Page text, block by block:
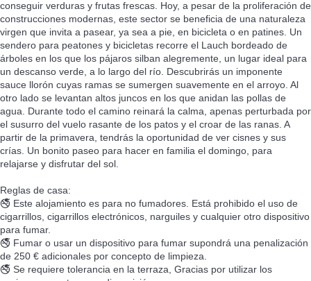
conseguir verduras y frutas frescas. Hoy, a pesar de la proliferación de
construcciones modernas, este sector se beneficia de una naturaleza
virgen que invita a pasear, ya sea a pie, en bicicleta o en patines. Un
sendero para peatones y bicicletas recorre el Lauch bordeado de
árboles en los que los pájaros silban alegremente, un lugar ideal para
un descanso verde, a lo largo del río. Descubrirás un imponente
sauce llorón cuyas ramas se sumergen suavemente en el arroyo. Al
otro lado se levantan altos juncos en los que anidan las pollas de
agua. Durante todo el camino reinará la calma, apenas perturbada por
el susurro del vuelo rasante de los patos y el croar de las ranas. A
partir de la primavera, tendrás la oportunidad de ver cisnes y sus
crías. Un bonito paseo para hacer en familia el domingo, para
relajarse y disfrutar del sol.
Reglas de casa:
🚭 Este alojamiento es para no fumadores. Está prohibido el uso de
cigarrillos, cigarrillos electrónicos, narguiles y cualquier otro dispositivo
para fumar.
🚭 Fumar o usar un dispositivo para fumar supondrá una penalización
de 250 € adicionales por concepto de limpieza.
🚭 Se requiere tolerancia en la terraza, Gracias por utilizar los